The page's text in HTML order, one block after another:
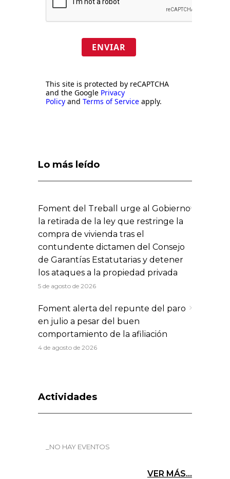
ENVIAR
This site is protected by reCAPTCHA
and the Google Privacy
Policy and Terms of Service apply.
Lo más leído
Foment del Treball urge al Gobierno
la retirada de la ley que restringe la
compra de vivienda tras el
contundente dictamen del Consejo
de Garantías Estatutarias y detener
los ataques a la propiedad privada
5 de agosto de 2026
Foment alerta del repunte del paro
en julio a pesar del buen
comportamiento de la afiliación
4 de agosto de 2026
Actividades
_NO HAY EVENTOS
VER MÁS...